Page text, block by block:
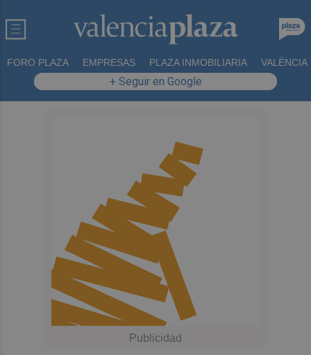
FORO PLAZA EMPRESAS PLAZA INMOBILIARIA VALÈNCIA
+ Seguir en Google